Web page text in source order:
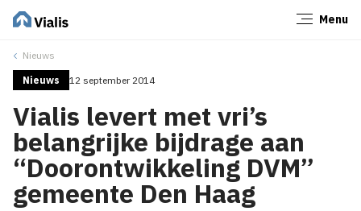
Menu
Nieuws
Nieuws 12 september 2014
Vialis levert met vri’s
belangrijke bijdrage aan
“Doorontwikkeling DVM”
gemeente Den Haag
Sluiten